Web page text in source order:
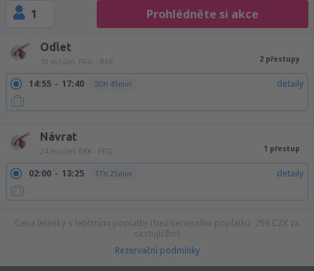
1 Prohlédněte si akce
Odlet
10 lis (úte) PRG - BKK 2 přestupy
14:55 17:40 20h 45min detaily
Návrat
24 lis (úte) BKK - PRG 1 přestup
02:00 13:25 17h 25min detaily
Cena letenky s letištními poplatky (bez servisního poplatku: 756 CZK za
cestujícího)
Rezervační podmínky